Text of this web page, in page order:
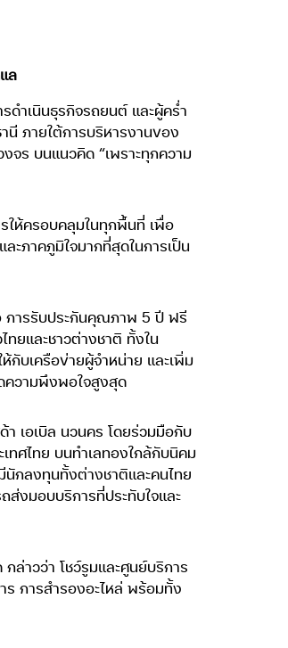
ล
ดำเนินธุรกิจรถยนต์ และผู้คร่ำ
นี ภายใต้การบริหารงานของ
ร บนแนวคิด “เพราะทุกความ
ให้ครอบคลุมในทุกพื้นที่ เพื่อ
ะภาคภูมิใจมากที่สุดในการเป็น
การรับประกันคุณภาพ 5 ปี ฟรี
ยและชาวต่างชาติ ทั้งใน
กับเครือข่ายผู้จำหน่าย และเพิ่ม
ความพึงพอใจสูงสุด
เอเบิล นวนคร โดยร่วมมือกับ
ทศไทย บนทำเลทองใกล้กับนิคม
กลงทุนทั้งต่างชาติและคนไทย
ส่งมอบบริการที่ประทับใจและ
ล่าวว่า โชว์รูมและศูนย์บริการ
ร การสำรองอะไหล่ พร้อมทั้ง